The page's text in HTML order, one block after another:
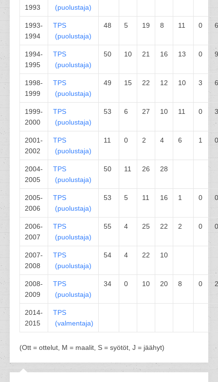
1993
(puolustaja)
1993-
1994
TPS
(puolustaja)
48 5 19 8 11 0 6
1994-
1995
TPS
(puolustaja)
50 10 21 16 13 0 9
1998-
1999
TPS
(puolustaja)
49 15 22 12 10 3 6
1999-
2000
TPS
(puolustaja)
53 6 27 10 11 0 3
2001-
2002
TPS
(puolustaja)
11 0 2 4 6 1 0
2004-
2005
TPS
(puolustaja)
50 11 26 28
2005-
2006
TPS
(puolustaja)
53 5 11 16 1 0 0
2006-
2007
TPS
(puolustaja)
55 4 25 22 2 0 0
2007-
2008
TPS
(puolustaja)
54 4 22 10
2008-
2009
TPS
(puolustaja)
34 0 10 20 8 0 2
2014-
2015
TPS
(valmentaja)
(Ott = ottelut, M = maalit, S = syötöt, J = jäähyt)